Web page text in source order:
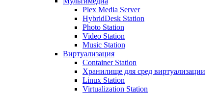
Plex Media Server
HybridDesk Station
Photo Station
Video Station
Music Station
Виртуализация
Container Station
Хранилище для сред виртуализации
Linux Station
Virtualization Station